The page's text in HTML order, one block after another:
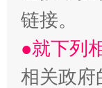
链接。
●就下列
相关政府